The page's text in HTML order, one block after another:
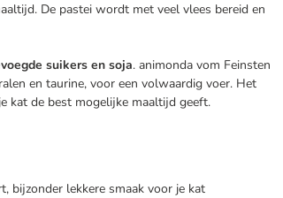
De pastei wordt met veel vlees bereid en
suikers en soja. animonda vom Feinsten
en taurine, voor een volwaardig voer. Het
kat de best mogelijke maaltijd geeft.
bijzonder lekkere smaak voor je kat